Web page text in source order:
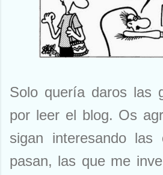
Solo quería daros las
por leer el blog. Os
sigan interesando
pasan, las que me